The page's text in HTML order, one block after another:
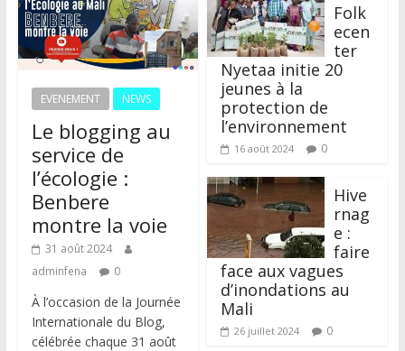
EVENEMENT NEWS
Le blogging au
service de
l’écologie :
Benbere
montre la voie
31 août 2024
adminfena
0
À l’occasion de la Journée
Internationale du Blog,
célébrée chaque 31 août
Folk
ecen
ter
Nyetaa initie 20
jeunes à la
protection de
l’environnement
16 août 2024 0
Hive
rnag
e :
faire
face aux vagues
d’inondations au
Mali
26 juillet 2024 0